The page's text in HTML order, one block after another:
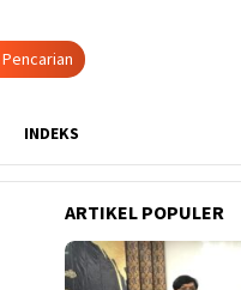
Pencarian
INDEKS
ARTIKEL POPULER